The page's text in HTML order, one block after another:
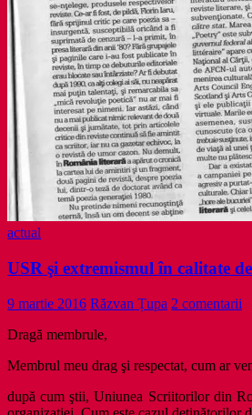
actual
USR şi extremismul în calitate
9 martie 2016 Răzvan Țupa 2 comentarii
Dragă membrule,
Membrul meu drag şi respectat, cum ar
după cum ştii, Uniunea Scriitorilor din